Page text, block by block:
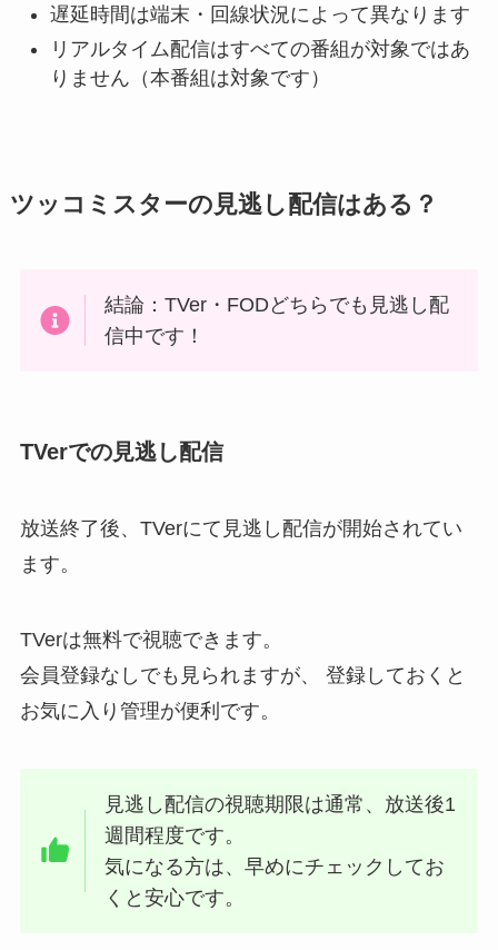
遅延時間は端末・回線状況によって異なります
リアルタイム配信はすべての番組が対象ではあ
りません（本番組は対象です）
ツッコミスターの見逃し配信はある？
結論：TVer・FODどちらでも見逃し配
信中です！
TVerでの見逃し配信
放送終了後、TVerにて見逃し配信が開始されてい
ます。
TVerは無料で視聴できます。
会員登録なしでも見られますが、 登録しておくと
お気に入り管理が便利です。
見逃し配信の視聴期限は通常、放送後1
週間程度です。
気になる方は、早めにチェックしてお
くと安心です。